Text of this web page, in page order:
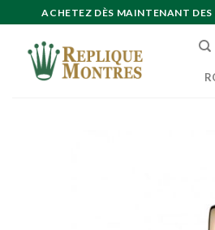
to
content
ACHETEZ DÈS MAINTENANT